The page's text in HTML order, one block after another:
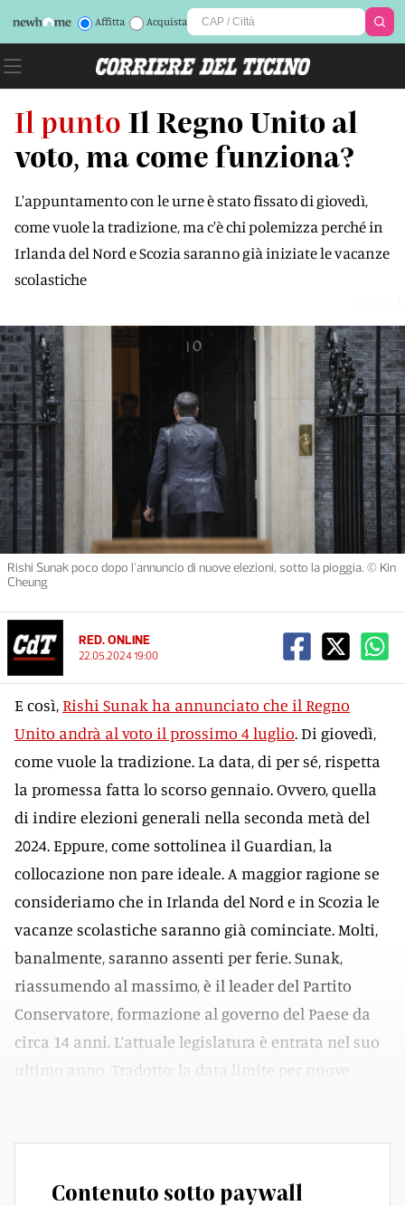
Affitta Acquista
Il punto Il Regno Unito al
voto, ma come funziona?
L'appuntamento con le urne è stato fissato di giovedì,
come vuole la tradizione, ma c'è chi polemizza perché in
Irlanda del Nord e Scozia saranno già iniziate le vacanze
scolastiche
Rishi Sunak poco dopo l'annuncio di nuove elezioni, sotto la pioggia. © Kin
Cheung
RED. ONLINE
22.05.2024 19:00
E così,Rishi Sunak ha annunciato che il Regno
Unito andrà al voto il prossimo 4 luglio. Di giovedì,
come vuole la tradizione. La data, di per sé, rispetta
la promessa fatta lo scorso gennaio. Ovvero, quella
di indire elezioni generali nella seconda metà del
2024. Eppure, come sottolinea il Guardian, la
collocazione non pare ideale. A maggior ragione se
consideriamo che in Irlanda del Nord e in Scozia le
vacanze scolastiche saranno già cominciate. Molti,
banalmente, saranno assenti per ferie. Sunak,
riassumendo al massimo, è il leader del Partito
Conservatore, formazione al governo del Paese da
circa 14 anni. L’attuale legislatura è entrata nel suo
ultimo anno. Tradotto: la data limite per nuove
Contenuto sotto paywall